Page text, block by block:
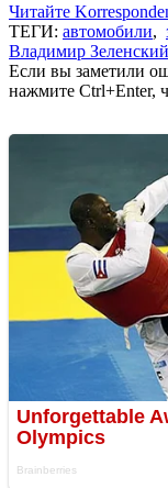
Читайте
ТЕГИ: автомобили,
Владимир Зеленский
Если вы заметили
нажмите Ctrl+Enter,